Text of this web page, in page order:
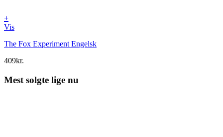
+
Vis
The Fox Experiment Engelsk
409kr.
Mest solgte lige nu